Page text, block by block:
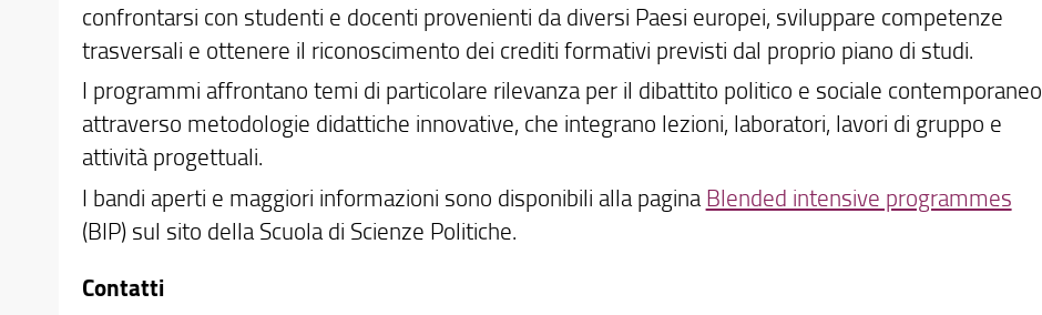
confrontarsi con studenti e docenti provenienti da diversi Paesi europei, sviluppare competenze
trasversali e ottenere il riconoscimento dei crediti formativi previsti dal proprio piano di studi.
I programmi affrontano temi di particolare rilevanza per il dibattito politico e sociale contemporaneo
attraverso metodologie didattiche innovative, che integrano lezioni, laboratori, lavori di gruppo e
attività progettuali.
I bandi aperti e maggiori informazioni sono disponibili alla pagina Blended intensive programmes
(BIP) sul sito della Scuola di Scienze Politiche.
Contatti